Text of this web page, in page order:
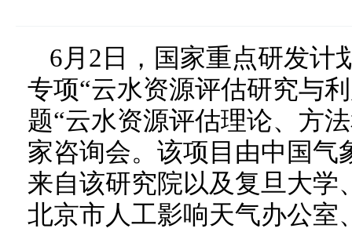
6月2日，国家重点研发计
专项“云水资源评估研究与
题“云水资源评估理论、方
家咨询会。该项目由中国气
来自该研究院以及复旦大学
北京市人工影响天气办公室